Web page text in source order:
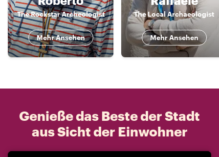
The Rockstar Archeologist
Mehr Ansehen
The Local Archaeologist
Mehr Ansehen
Genieße das Beste der Stadt
aus Sicht der Einwohner